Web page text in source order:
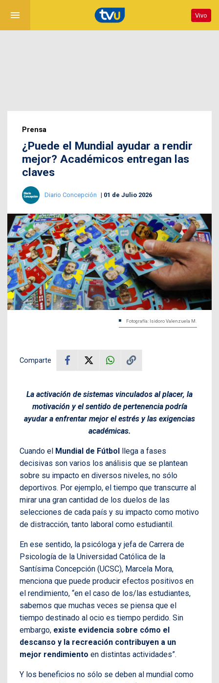
menu Vivo
Prensa
¿Puede el Mundial ayudar a rendir
mejor? Académicos entregan las
claves
Diario Concepción 01 de Julio 2026
Fotografía: Isidoro Valenzuela M.
Comparte
La activación de sistemas vinculados al placer, la
motivación y el sentido de pertenencia podría
ayudar a enfrentar mejor el estrés y las exigencias
académicas.
Cuando el Mundial de Fútbol llega a fases
decisivas son varios los análisis que se plantean
sobre su impacto en diversos niveles, no sólo
deportivos. Por ejemplo, el tiempo que transcurre al
mirar una gran cantidad de los duelos de las
selecciones de cada país y su impacto como motivo
de distracción, tanto laboral como estudiantil.
En ese sentido, la psicóloga y jefa de Carrera de
Psicología de la Universidad Católica de la
Santísima Concepción (UCSC), Marcela Mora,
menciona que puede producir efectos positivos en
el rendimiento, “en el caso de los/las estudiantes,
sabemos que muchas veces se piensa que el
tiempo destinado al ocio es tiempo perdido. Sin
embargo, existe evidencia sobre cómo el
descanso y la recreación contribuyen a un
mejor rendimiento en distintas actividades”.
Y los beneficios no sólo se deben al mundial como